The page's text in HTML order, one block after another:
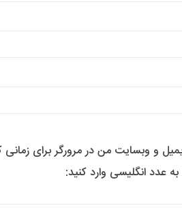
و وبسایت من در مرورگر برای
به عدد انگلیسی وارد کنید: